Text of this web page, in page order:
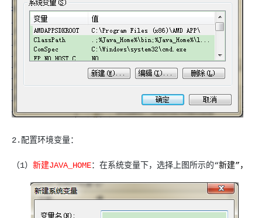
2.配置环境变量：
（1） 新建JAVA_HOME：在系统变量下，选择上图所示的“新建”，